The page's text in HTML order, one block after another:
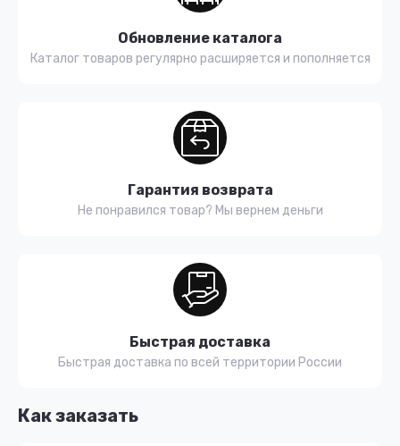
Как заказать
Обновление каталога
Каталог товаров регулярно расширяется и пополняется
Гарантия возврата
Не понравился товар? Мы вернем деньги
Быстрая доставка
Быстрая доставка по всей территории России